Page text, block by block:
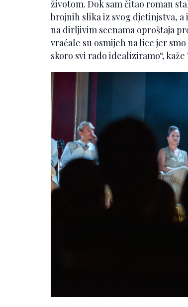
životom. Dok sam čitao roman
brojnih slika iz svog djetinjstva,
na dirljivim scenama oproštaja
vraćale su osmijeh na lice jer
skoro svi rado idealiziramo“,